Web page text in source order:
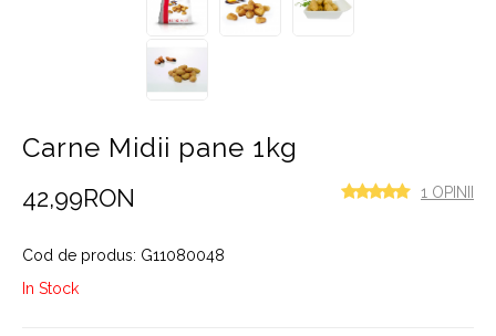
Carne Midii pane 1kg
42,99RON 1 OPINII
Cod de produs: G11080048
In Stock